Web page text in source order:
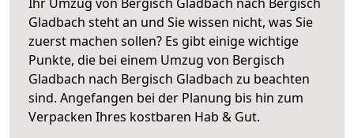
Gladbach steht an und Sie wissen nicht, was Sie
zuerst machen sollen? Es gibt einige wichtige
Punkte, die bei einem Umzug von Bergisch
Gladbach nach Bergisch Gladbach zu beachten
sind. Angefangen bei der Planung bis hin zum
Verpacken Ihres kostbaren Hab & Gut.